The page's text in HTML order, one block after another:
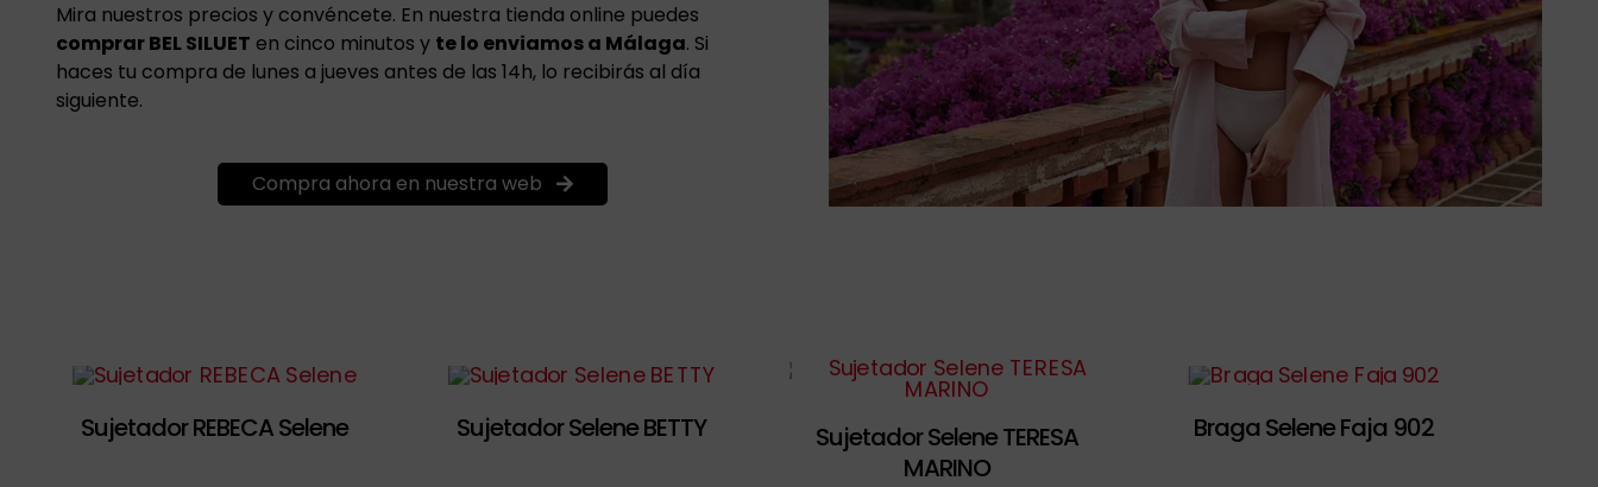
Mira nuestros precios y convéncete. En nuestra tienda online puedes
comprar BEL SILUET en cinco minutos y te lo enviamos a Málaga. Si
haces tu compra de lunes a jueves antes de las 14h, lo recibirás al día
siguiente.
Compra ahora en nuestra web
Sujetador REBECA Selene Sujetador Selene BETTY
Sujetador Selene TERESA
MARINO
Braga Selene Faja 902